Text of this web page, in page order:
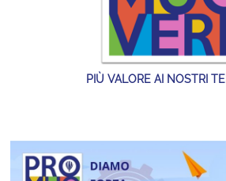
PIÙ VALORE AI NOSTRI